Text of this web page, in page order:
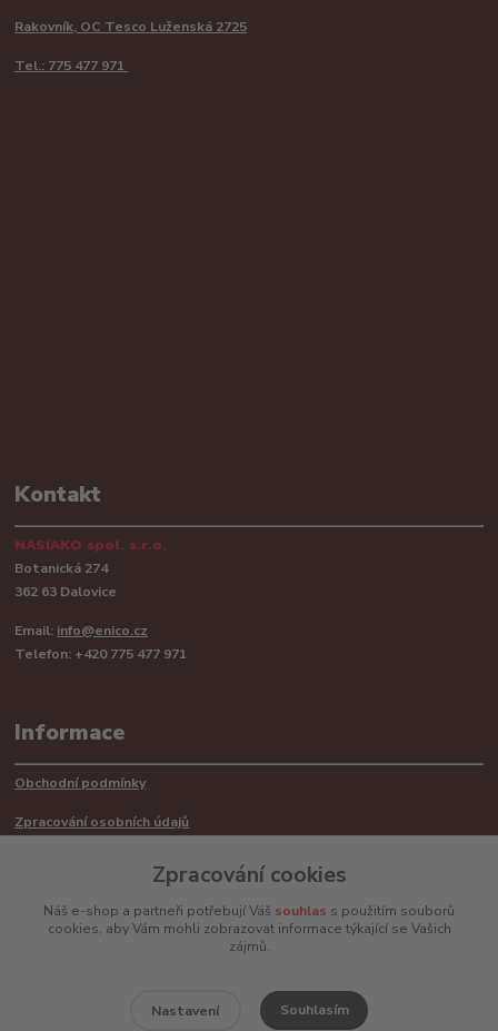
Rakovník, OC Tesco Luženská 2725
Tel.: 775 477 971
Kontakt
NASIAKO spol. s.r.o.
Botanická 274
362 63 Dalovice
Email: info@enico.cz
Telefon: +420 775 477 971
Informace
Obchodní podmínky
Zpracování osobních údajů
Mimosoudní řešení sporů ADR
Zpracování cookies
Náš e-shop a partneři potřebují Váš souhlas s použitím souborů
cookies, aby Vám mohli zobrazovat informace týkající se Vašich
zájmů.
Nastavení Souhlasím